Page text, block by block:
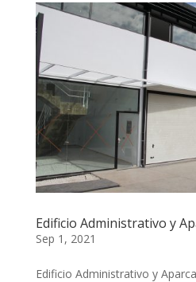
Edificio Administrativo y
Sep 1, 2021
Edificio Administrativo y